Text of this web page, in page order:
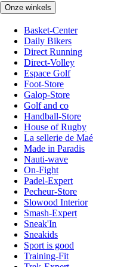
Onze winkels
Basket-Center
Daily Bikers
Direct Running
Direct-Volley
Espace Golf
Foot-Store
Galop-Store
Golf and co
Handball-Store
House of Rugby
La sellerie de Maé
Made in Paradis
Nauti-wave
On-Fight
Padel-Expert
Pecheur-Store
Slowood Interior
Smash-Expert
Sneak'In
Sneakids
Sport is good
Training-Fit